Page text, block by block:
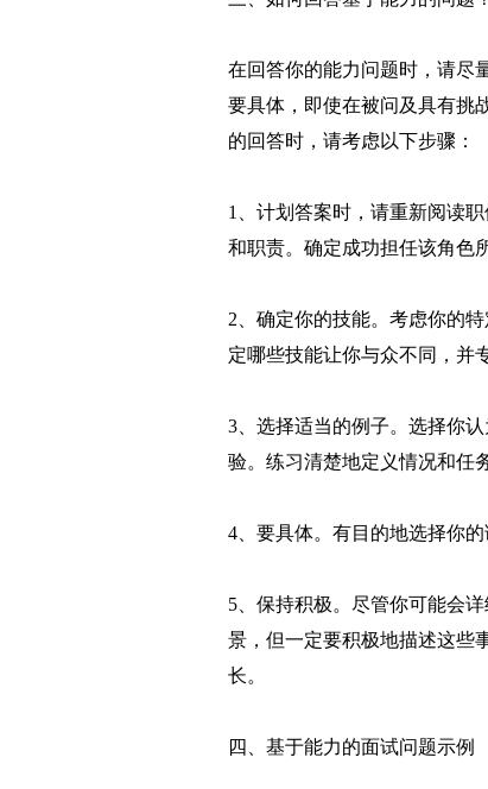
在回答你的能力问题时，请尽
要具体，即使在被问及具有挑
的回答时，请考虑以下步骤：
1、计划答案时，请重新阅读
和职责。确定成功担任该角色
2、确定你的技能。考虑你的
定哪些技能让你与众不同，并
3、选择适当的例子。选择你
验。练习清楚地定义情况和任
4、要具体。有目的地选择你
5、保持积极。尽管你可能会
景，但一定要积极地描述这些
长。
四、基于能力的面试问题示例